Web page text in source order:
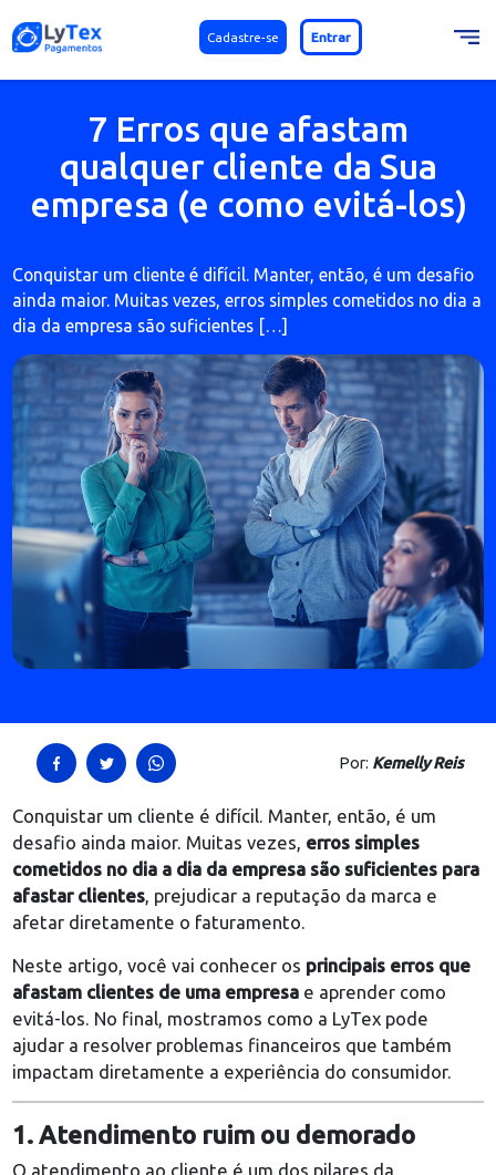
Cadastre-se Entrar
7 Erros que afastam
qualquer cliente da Sua
empresa (e como evitá-
Conquistar um cliente é difícil. Manter, então, é um
ainda maior. Muitas vezes, erros simples cometidos no
dia da empresa são suficientes […]
Por:Kemelly
Conquistar um cliente é difícil. Manter, então, é um
desafio ainda maior. Muitas vezes,
cometidos no dia a dia da empresa são suficientes
afastar clientes, prejudicar a reputação da marca e
afetar diretamente o faturamento.
Neste artigo, você vai conhecer osprincipais erros
afastam clientes de uma empresae aprender como
evitá-los. No final, mostramos como a LyTex pode
ajudar a resolver problemas financeiros que